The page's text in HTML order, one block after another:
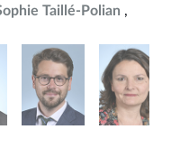
Taillé-Polian